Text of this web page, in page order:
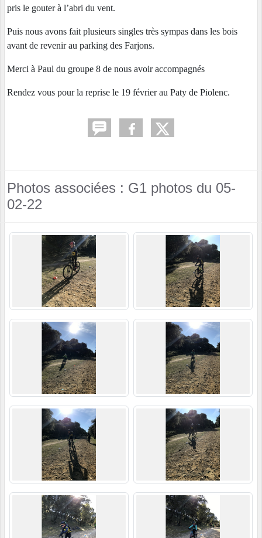
pris le gouter à l’abri du vent.
Puis nous avons fait plusieurs singles très sympas dans les bois
avant de revenir au parking des Farjons.
Merci à Paul du groupe 8 de nous avoir accompagnés
Rendez vous pour la reprise le 19 février au Paty de Piolenc.
Photos associées : G1 photos du 05-
02-22